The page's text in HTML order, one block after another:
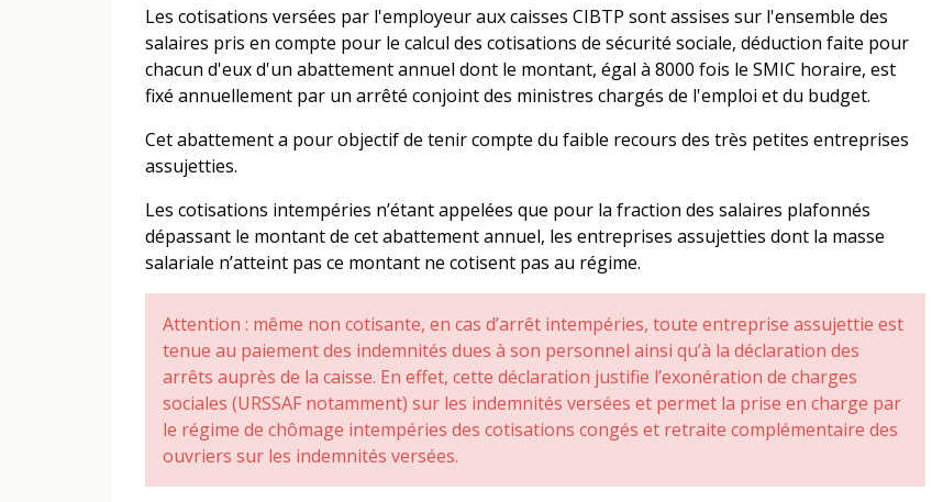
Les cotisations versées par l'employeur aux caisses CIBTP sont assises sur l'ensemble des
salaires pris en compte pour le calcul des cotisations de sécurité sociale, déduction faite pour
chacun d'eux d'un abattement annuel dont le montant, égal à 8000 fois le SMIC horaire, est
fixé annuellement par un arrêté conjoint des ministres chargés de l'emploi et du budget.
Cet abattement a pour objectif de tenir compte du faible recours des très petites entreprises
assujetties.
Les cotisations intempéries n’étant appelées que pour la fraction des salaires plafonnés
dépassant le montant de cet abattement annuel, les entreprises assujetties dont la masse
salariale n’atteint pas ce montant ne cotisent pas au régime.
Attention : même non cotisante, en cas d’arrêt intempéries, toute entreprise assujettie est
tenue au paiement des indemnités dues à son personnel ainsi qu’à la déclaration des
arrêts auprès de la caisse. En effet, cette déclaration justifie l’exonération de charges
sociales (URSSAF notamment) sur les indemnités versées et permet la prise en charge par
le régime de chômage intempéries des cotisations congés et retraite complémentaire des
ouvriers sur les indemnités versées.